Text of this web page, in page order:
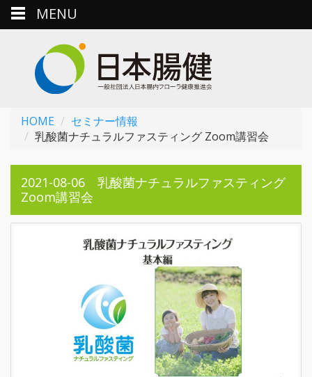
HOME
セミナー情報
乳酸菌ナチュラルファスティング Zoom講習会
2021-08-06 乳酸菌ナチュラルファスティング
Zoom講習会
MENU